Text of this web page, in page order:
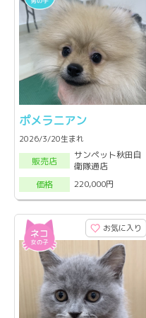
ポメラニアン
2026/3/20生まれ
販売店
サンペット秋田自
衛隊通店
価格
220,000円
お気に入り